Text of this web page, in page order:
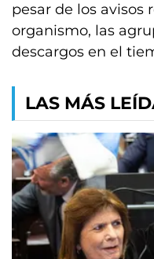
pesar de los avisos
organismo, las
descargos en el
LAS MÁS